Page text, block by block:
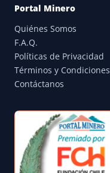
Portal Minero
Quiénes Somos
F.A.Q.
Políticas de Privacidad
Términos y Condiciones
Contáctanos